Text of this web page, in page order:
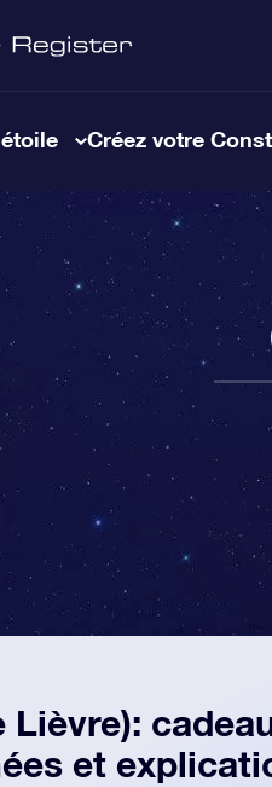
Créez votre
Lièvre):
et